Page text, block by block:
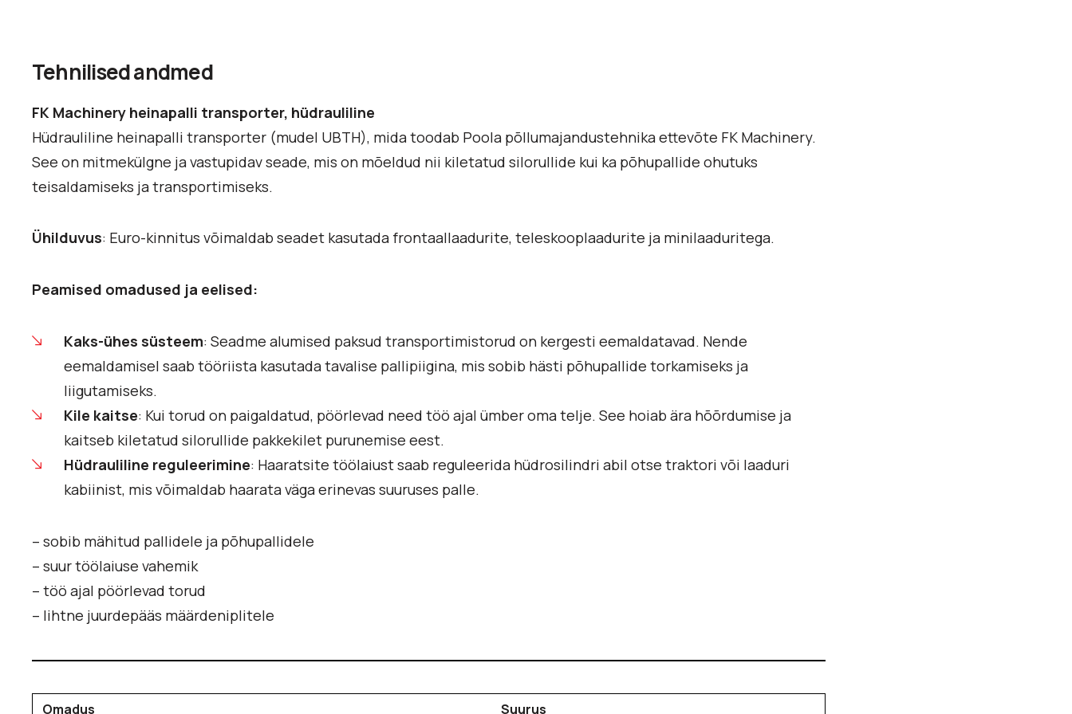
Tehnilised andmed
FK Machinery heinapalli transporter, hüdrauliline
Hüdrauliline heinapalli transporter (mudel UBTH), mida toodab Poola põllumajandustehnika ettevõte FK Machinery.
See on mitmekülgne ja vastupidav seade, mis on mõeldud nii kiletatud silorullide kui ka põhupallide ohutuks
teisaldamiseks ja transportimiseks.
Ühilduvus: Euro-kinnitus võimaldab seadet kasutada frontaallaadurite, teleskooplaadurite ja minilaaduritega.
Peamised omadused ja eelised:
Kaks-ühes süsteem: Seadme alumised paksud transportimistorud on kergesti eemaldatavad. Nende
eemaldamisel saab tööriista kasutada tavalise pallipiigina, mis sobib hästi põhupallide torkamiseks ja
liigutamiseks.
Kile kaitse: Kui torud on paigaldatud, pöörlevad need töö ajal ümber oma telje. See hoiab ära hõõrdumise ja
kaitseb kiletatud silorullide pakkekilet purunemise eest.
Hüdrauliline reguleerimine: Haaratsite töölaiust saab reguleerida hüdrosilindri abil otse traktori või laaduri
kabiinist, mis võimaldab haarata väga erinevas suuruses palle.
– sobib mähitud pallidele ja põhupallidele
– suur töölaiuse vahemik
– töö ajal pöörlevad torud
– lihtne juurdepääs määrdeniplitele
Omadus
Suurus